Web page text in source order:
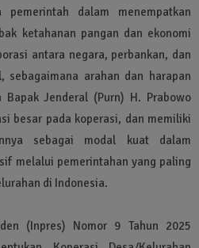
pemerintah dalam menempatkan
ketahanan pangan dan ekonomi
antara negara, perbankan, dan
sebagaimana arahan dan harapan
Bapak Jenderal (Purn) H. Prabowo
besar pada koperasi, dan memiliki
sebagai modal kuat dalam
melalui pemerintahan yang paling
di Indonesia.
(Inpres) Nomor 9 Tahun 2025